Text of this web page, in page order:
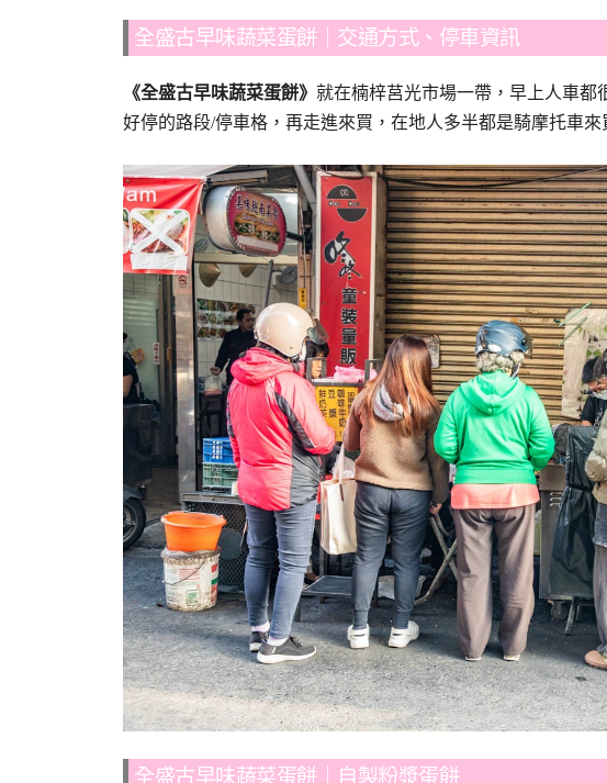
全盛古早味蔬菜蛋餅｜交通方式、停車資訊
《全盛古早味蔬菜蛋餅》 就在楠梓莒光市場一帶，早上人車都
好停的路段/停車格，再走進來買，在地人多半都是騎摩托車來
全盛古早味蔬菜蛋餅｜自製粉漿蛋餅